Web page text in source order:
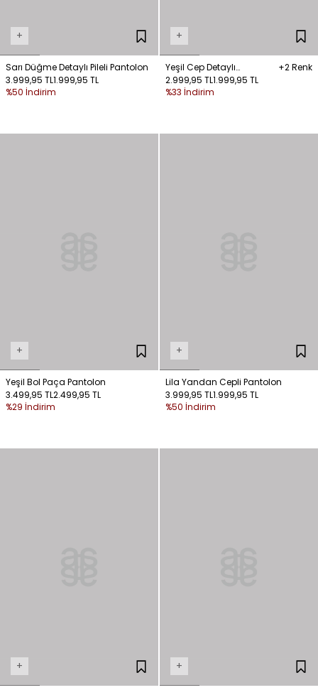
+
Sarı Düğme Detaylı Pileli Pantolon
3.999,95 TL1.999,95 TL
%50 İndirim
+
Yeşil Cep Detaylı
Gabardin Pantolon
+2 Renk
2.999,95 TL1.999,95 TL
%33 İndirim
+
Yeşil Bol Paça Pantolon
3.499,95 TL2.499,95 TL
%29 İndirim
+
Lila Yandan Cepli Pantolon
3.999,95 TL1.999,95 TL
%50 İndirim
+ +